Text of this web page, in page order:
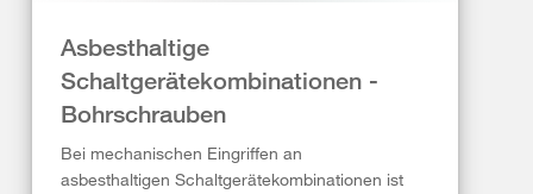
Asbesthaltige
Schaltgerätekombinationen -
Bohrschrauben
Bei mechanischen Eingriffen an
asbesthaltigen Schaltgerätekombinationen ist